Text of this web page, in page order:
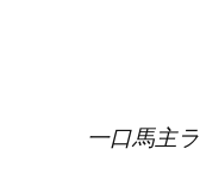
一口馬主